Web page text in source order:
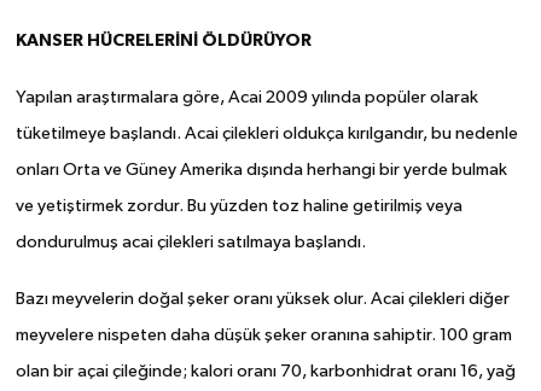
KANSER HÜCRELERİNİ ÖLDÜRÜYOR
Yapılan araştırmalara göre, Acai 2009 yılında popüler olarak
tüketilmeye başlandı. Acai çilekleri oldukça kırılgandır, bu nedenle
onları Orta ve Güney Amerika dışında herhangi bir yerde bulmak
ve yetiştirmek zordur. Bu yüzden toz haline getirilmiş veya
dondurulmuş acai çilekleri satılmaya başlandı.
Bazı meyvelerin doğal şeker oranı yüksek olur. Acai çilekleri diğer
meyvelere nispeten daha düşük şeker oranına sahiptir. 100 gram
olan bir açai çileğinde; kalori oranı 70, karbonhidrat oranı 16, yağ